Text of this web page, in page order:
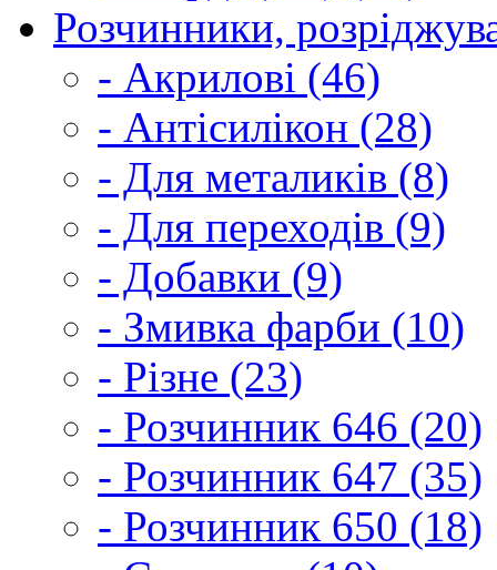
Розчинники,
- Акрилові (46)
- Антісилікон (28)
- Для металиків (8)
- Для переходів (9)
- Добавки (9)
- Змивка фарби (10)
- Різне (23)
- Розчинник 646 (20)
- Розчинник 647 (35)
- Розчинник 650 (18)